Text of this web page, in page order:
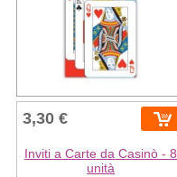
3,30 €
Inviti a Carte da Casinò - 8
unità